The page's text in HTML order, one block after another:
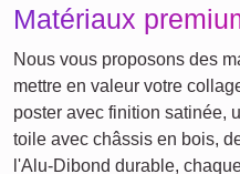
Matériaux
Nous vous proposons des
mettre en valeur votre
poster avec finition satinée,
toile avec châssis en bois,
l'Alu-Dibond durable,